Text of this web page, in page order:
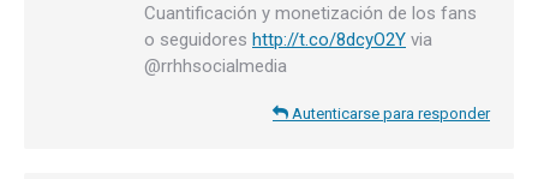
Cuantificación y monetización de los fans
o seguidores http://t.co/8dcyO2Y via
@rrhhsocialmedia
Autenticarse para responder